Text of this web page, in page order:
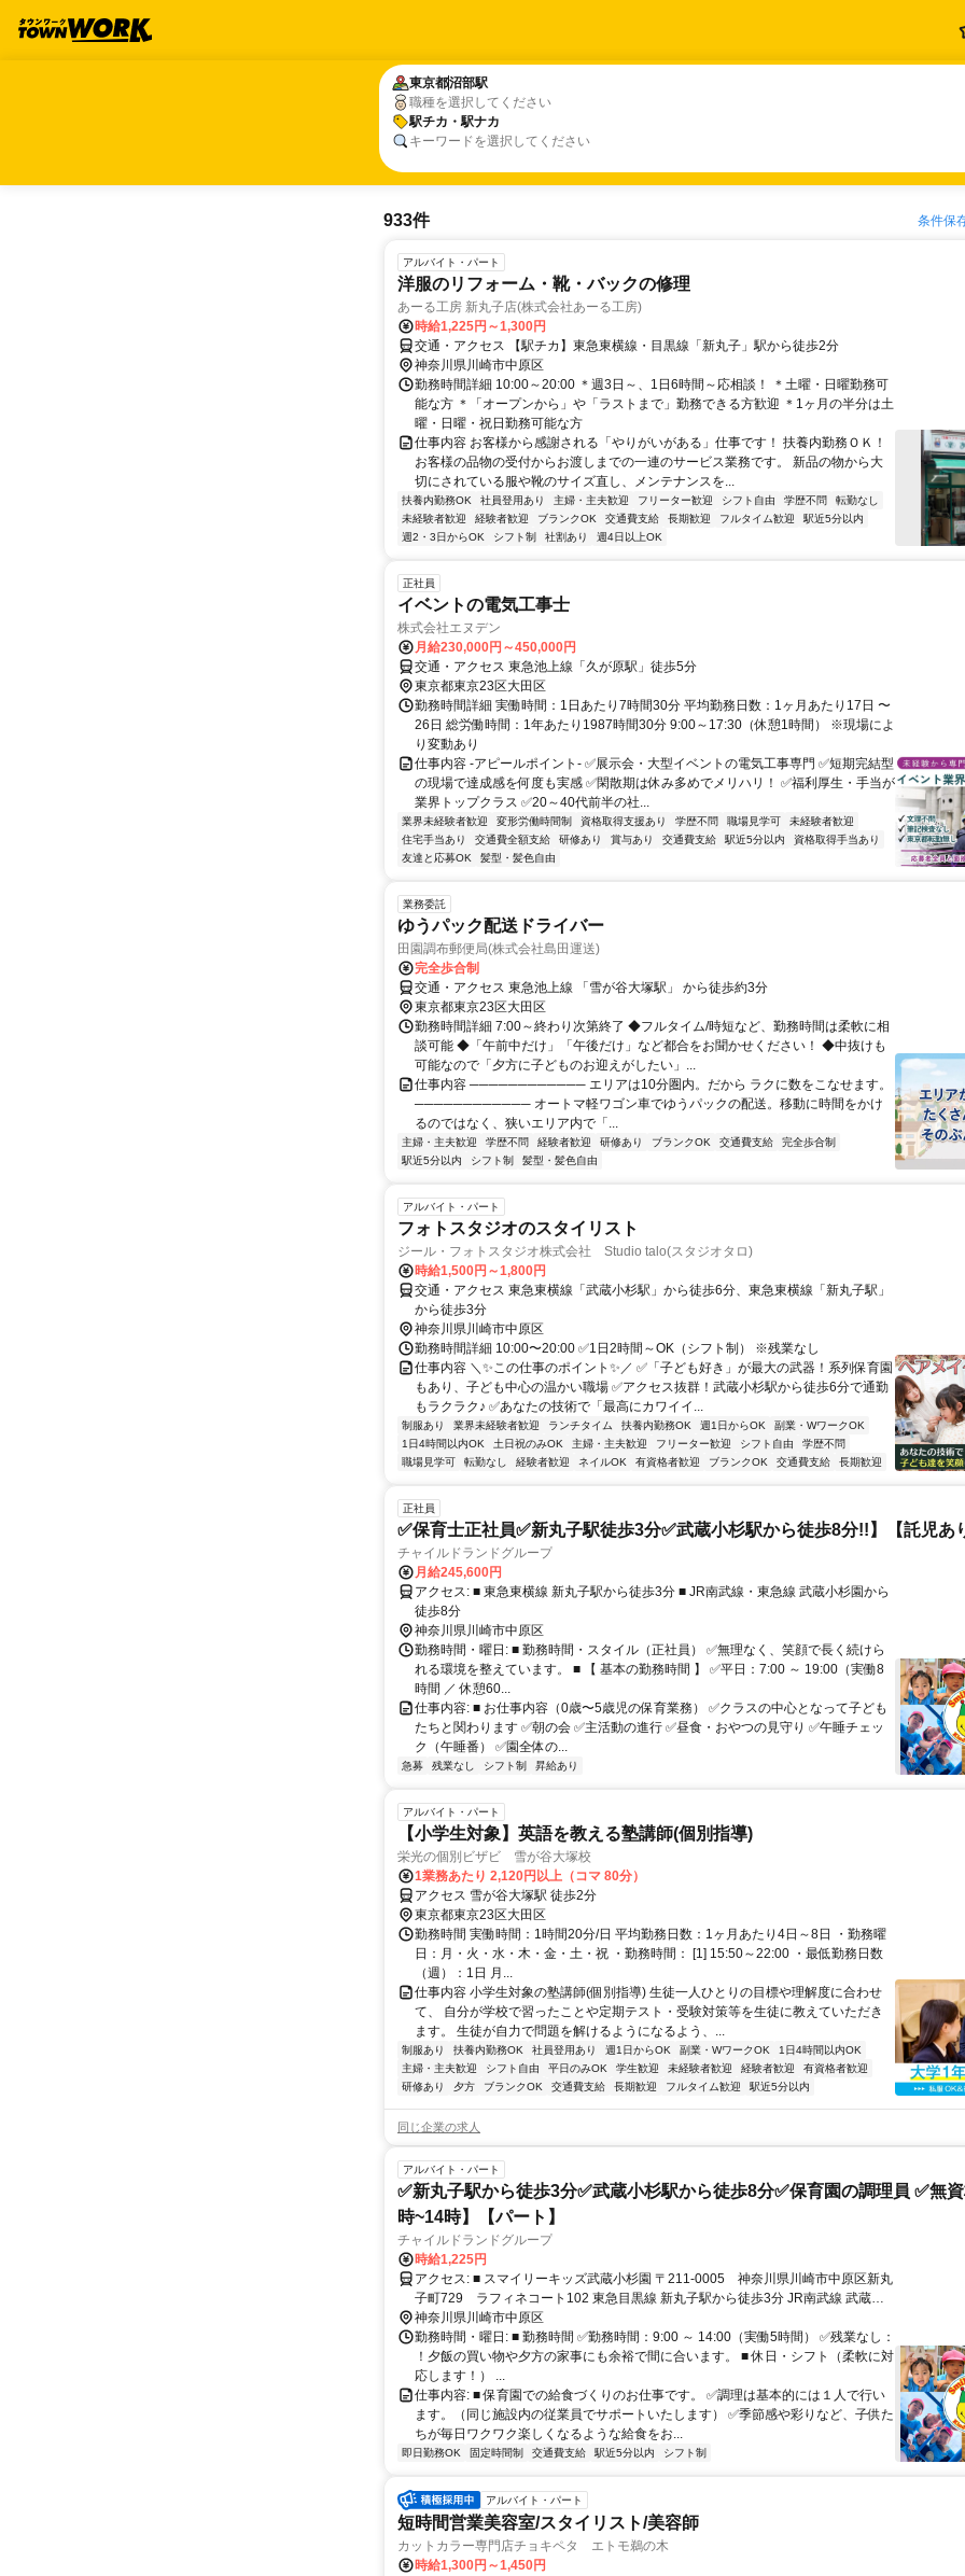
東京都沼部駅
職種を選択してください
駅チカ・駅ナカ
キーワードを選択してください
東京都沼部駅
駅チカ・駅ナカ
933件 条件保
アルバイト・パート
洋服のリフォーム・靴・バックの修理
あーる工房 新丸子店(株式会社あーる工房)
時給1,225円～1,300円
交通・アクセス 【駅チカ】東急東横線・目黒線「新丸子」駅から徒歩2分
神奈川県川崎市中原区
勤務時間詳細 10:00～20:00 ＊週3日～、1日6時間～応相談！ ＊土曜・日曜勤務可
能な方 ＊「オープンから」や「ラストまで」勤務できる方歓迎 ＊1ヶ月の半分は土
曜・日曜・祝日勤務可能な方
仕事内容 お客様から感謝される「やりがいがある」仕事です！ 扶養内勤務ＯＫ！
お客様の品物の受付からお渡しまでの一連のサービス業務です。 新品の物から大
切にされている服や靴のサイズ直し、メンテナンスを...
扶養内勤務OK 社員登用あり 主婦・主夫歓迎 フリーター歓迎 シフト自由 学歴不問
転勤なし
未経験者歓迎
経験者歓迎 ブランクOK 交通費支給 長期歓迎 フルタイム歓迎
駅近5分以内
週2・3日からOK
シフト制 社割あり 週4日以上OK
正社員
イベントの電気工事士
株式会社エヌデン
月給230,000円～450,000円
交通・アクセス 東急池上線「久が原駅」徒歩5分
東京都東京23区大田区
勤務時間詳細 実働時間：1日あたり7時間30分 平均勤務日数：1ヶ月あたり17日 〜
26日 総労働時間：1年あたり1987時間30分 9:00～17:30（休憩1時間） ※現場によ
り変動あり
仕事内容 -アピールポイント- ✅展示会・大型イベントの電気工事専門 ✅短期完結型
の現場で達成感を何度も実感 ✅閑散期は休み多めでメリハリ！ ✅福利厚生・手当が
業界トップクラス ✅20～40代前半の社...
業界未経験者歓迎 変形労働時間制 資格取得支援あり 学歴不問 職場見学可
未経験者歓迎
住宅手当あり
交通費全額支給 研修あり 賞与あり 交通費支給 駅近5分以内
資格取得手当あり
友達と応募OK
髪型・髪色自由
業務委託
ゆうパック配送ドライバー
田園調布郵便局(株式会社島田運送)
完全歩合制
交通・アクセス 東急池上線 「雪が谷大塚駅」 から徒歩約3分
東京都東京23区大田区
勤務時間詳細 7:00～終わり次第終了 ◆フルタイム/時短など、勤務時間は柔軟に相
談可能 ◆「午前中だけ」「午後だけ」など都合をお聞かせください！ ◆中抜けも
可能なので「夕方に子どものお迎えがしたい」...
仕事内容 ──────────── エリアは10分圏内。だから ラクに数をこなせます。
──────────── オートマ軽ワゴン車でゆうパックの配送。移動に時間をかけ
るのではなく、狭いエリア内で「...
主婦・主夫歓迎 学歴不問 経験者歓迎 研修あり ブランクOK 交通費支給
完全歩合制
駅近5分以内
シフト制 髪型・髪色自由
アルバイト・パート
フォトスタジオのスタイリスト
ジール・フォトスタジオ株式会社 Studio talo(スタジオタロ)
時給1,500円～1,800円
交通・アクセス 東急東横線「武蔵小杉駅」から徒歩6分、東急東横線「新丸子駅」
から徒歩3分
神奈川県川崎市中原区
勤務時間詳細 10:00〜20:00 ✅1日2時間～OK（シフト制） ※残業なし
仕事内容 ＼✨この仕事のポイント✨／ ✅「子ども好き」が最大の武器！系列保育園
もあり、子ども中心の温かい職場 ✅アクセス抜群！武蔵小杉駅から徒歩6分で通勤
もラクラク♪ ✅あなたの技術で「最高にカワイイ...
制服あり 業界未経験者歓迎 ランチタイム 扶養内勤務OK 週1日からOK
副業・WワークOK
1日4時間以内OK
土日祝のみOK 主婦・主夫歓迎 フリーター歓迎 シフト自由
学歴不問
職場見学可
転勤なし 経験者歓迎 ネイルOK 有資格者歓迎 ブランクOK 交通費支給 長期歓迎
正社員
✅保育士正社員✅新丸子駅徒歩3分✅武蔵小杉駅から徒歩8分!!】【託児あ
チャイルドランドグループ
月給245,600円
アクセス: ■ 東急東横線 新丸子駅から徒歩3分 ■ JR南武線・東急線 武蔵小杉園から
徒歩8分
神奈川県川崎市中原区
勤務時間・曜日: ■ 勤務時間・スタイル（正社員） ✅無理なく、笑顔で長く続けら
れる環境を整えています。 ■ 【 基本の勤務時間 】 ✅平日：7:00 ～ 19:00（実働8
時間 ／ 休憩60...
仕事内容: ■ お仕事内容（0歳〜5歳児の保育業務） ✅クラスの中心となって子ども
たちと関わります ✅朝の会 ✅主活動の進行 ✅昼食・おやつの見守り ✅午睡チェッ
ク（午睡番） ✅園全体の...
急募 残業なし シフト制 昇給あり
アルバイト・パート
【小学生対象】英語を教える塾講師(個別指導)
栄光の個別ビザビ 雪が谷大塚校
1業務あたり 2,120円以上（コマ 80分）
アクセス 雪が谷大塚駅 徒歩2分
東京都東京23区大田区
勤務時間 実働時間：1時間20分/日 平均勤務日数：1ヶ月あたり4日～8日 ・勤務曜
日：月・火・水・木・金・土・祝 ・勤務時間： [1] 15:50～22:00 ・最低勤務日数
（週）：1日 月...
仕事内容 小学生対象の塾講師(個別指導) 生徒一人ひとりの目標や理解度に合わせ
て、 自分が学校で習ったことや定期テスト・受験対策等を生徒に教えていただき
ます。 生徒が自力で問題を解けるようになるよう、...
制服あり 扶養内勤務OK 社員登用あり 週1日からOK 副業・WワークOK
1日4時間以内OK
主婦・主夫歓迎
シフト自由 平日のみOK 学生歓迎 未経験者歓迎 経験者歓迎
有資格者歓迎
研修あり
夕方 ブランクOK 交通費支給 長期歓迎 フルタイム歓迎 駅近5分以内
同じ企業の求人
アルバイト・パート
✅新丸子駅から徒歩3分✅武蔵小杉駅から徒歩8分✅保育園の調理員 ✅無
時~14時】【パート】
チャイルドランドグループ
時給1,225円
アクセス: ■ スマイリーキッズ武蔵小杉園 〒211-0005 神奈川県川崎市中原区新丸
子町729 ラフィネコート102 東急目黒線 新丸子駅から徒歩3分 JR南武線 武蔵小
杉駅から徒歩8分
神奈川県川崎市中原区
勤務時間・曜日: ■ 勤務時間 ✅勤務時間：9:00 ～ 14:00（実働5時間） ✅残業なし：
！夕飯の買い物や夕方の家事にも余裕で間に合います。 ■ 休日・シフト（柔軟に対
応します！） ...
仕事内容: ■ 保育園での給食づくりのお仕事です。 ✅調理は基本的には１人で行い
ます。（同じ施設内の従業員でサポートいたします） ✅季節感や彩りなど、子供た
ちが毎日ワクワク楽しくなるような給食をお...
即日勤務OK 固定時間制 交通費支給 駅近5分以内 シフト制
アルバイト・パート
短時間営業美容室/スタイリスト/美容師
カットカラー専門店チョキペタ エトモ鵜の木
時給1,300円～1,450円